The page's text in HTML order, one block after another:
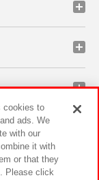
cookies to
ads. We
with our
it with
or that they
Please click